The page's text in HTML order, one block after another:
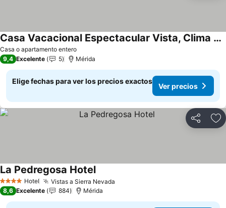
Casa o apartamento entero
Casa Vacacional Espectacular Vista, Clima Y Ubicacion
9,4 Excelente 5 Mérida
Elige fechas para ver los precios exactos
Ver precios
Compartir
4 EstrellasHotel Vistas a Sierra Nevada
La Pedregosa Hotel
8,6 Excelente 884 Mérida